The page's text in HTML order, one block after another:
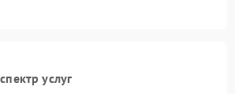
услуг